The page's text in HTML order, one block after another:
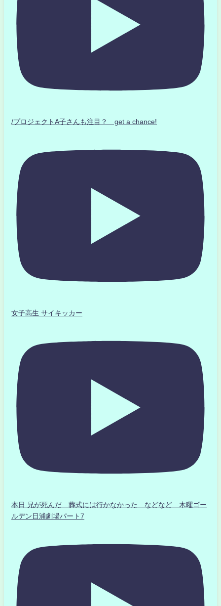
/プロジェクトA子さんも注目？ get a chance!
女子高生 サイキッカー
本日 兄が死んだ 葬式には行かなかった などなど 木曜ゴー
ルデン日浦劇場パート7